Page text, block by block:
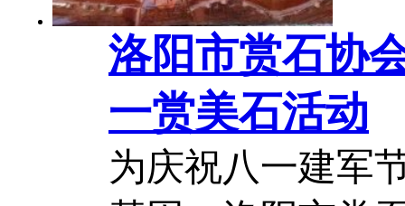
洛阳市赏石协
一赏美石活动
为庆祝八一建军